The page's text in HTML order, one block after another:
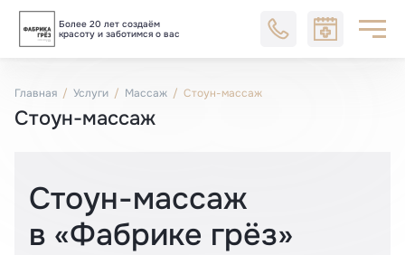
Более 20 лет создаём
красоту и заботимся о вас
Блог
Главная Услуги Массаж Стоун-массаж
Стоун-массаж
Стоун-массаж
в «Фабрике грёз»